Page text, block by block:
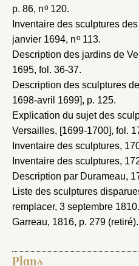
p. 86, no120.
Inventaire des sculptures
janvier 1694, no113.
Description des jardins de
1695, fol. 36-37.
Description des sculptures
1698-avril 1699], p. 125.
Explication du sujet des
Versailles, [1699-1700], fol.
Inventaire des sculptures,
Inventaire des sculptures,
Description par Durameau,
Liste des sculptures
remplacer, 3 septembre 1810.
Garreau, 1816, p. 279 (retiré).
Plans